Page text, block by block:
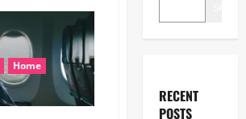
Home
RECENT
POSTS